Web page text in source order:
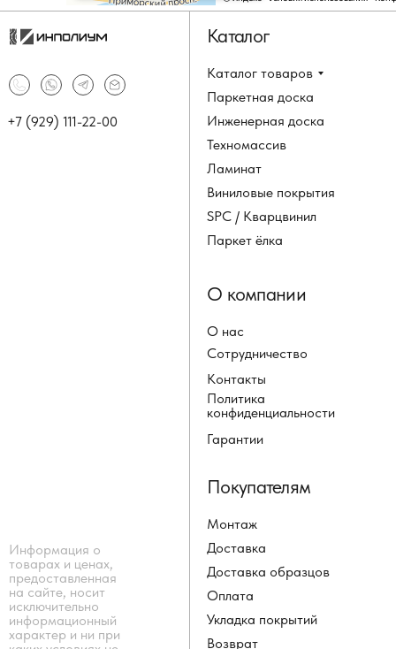
Каталог товаров
Паркетная доска
Инженерная доска
Техномассив
+7 (929) 111-22-00
Информация о
товарах и ценах,
предоставленная
на сайте, носит
исключительно
информационный
характер и ни при
Каталог
Ламинат
Виниловые покрытия
SPC / Кварцвинил
Паркет ёлка
О нас
Сотрудничество
Контакты
Политика
конфиденциальности
О компании
Монтаж
Доставка
Доставка образцов
Оплата
Покупателям
Укладка покрытий
Возврат
Гарантии